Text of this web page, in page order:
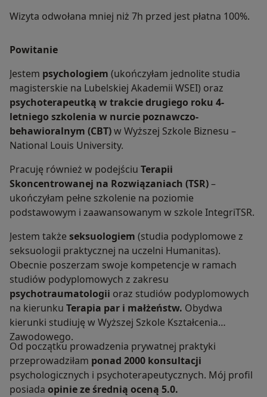
Wizyta odwołana mniej niż 7h przed jest płatna 100%.
Powitanie
Jestem psychologiem (ukończyłam jednolite studia
magisterskie na Lubelskiej Akademii WSEI) oraz
psychoterapeutką w trakcie drugiego roku 4-
letniego szkolenia w nurcie poznawczo-
behawioralnym (CBT)wWyższej Szkole Biznesu –
National Louis University.
Pracuję również w podejściu Terapii
Skoncentrowanej na Rozwiązaniach (TSR)–
ukończyłam pełne szkolenie na poziomie
podstawowym i zaawansowanym w szkole IntegriTSR.
Jestem także seksuologiem (studia podyplomowe z
seksuologii praktycznej na uczelni Humanitas).
Obecnie poszerzam swoje kompetencje w ramach
studiów podyplomowych z zakresu
psychotraumatologii oraz studiów podyplomowych
na kierunku Terapia par i małżeństw. Obydwa
kierunki studiuję w Wyższej Szkole Kształcenia
Zawodowego.
Od początku prowadzenia prywatnej praktyki
przeprowadziłam ponad 2000 konsultacji
psychologicznych i psychoterapeutycznych. Mój profil
posiada opinie ze średnią oceną 5.0.